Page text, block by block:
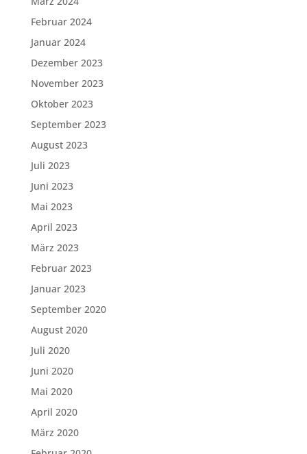
Februar 2024
Januar 2024
Dezember 2023
November 2023
Oktober 2023
September 2023
August 2023
Juli 2023
Juni 2023
Mai 2023
April 2023
März 2023
Februar 2023
Januar 2023
September 2020
August 2020
Juli 2020
Juni 2020
Mai 2020
April 2020
März 2020